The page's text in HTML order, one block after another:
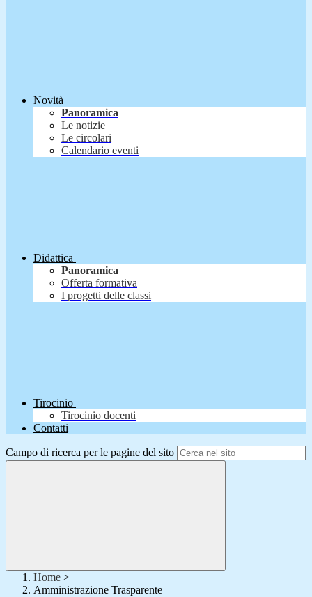
Novità
Panoramica
Le notizie
Le circolari
Calendario eventi
Didattica
Panoramica
Offerta formativa
I progetti delle classi
Tirocinio
Tirocinio docenti
Contatti
Campo di ricerca per le pagine del sito
Home >
Amministrazione Trasparente